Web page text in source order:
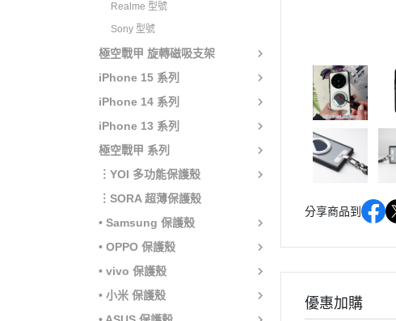
Realme 型號
Sony 型號
極空戰甲 旋轉磁吸支架
iPhone 15 系列
iPhone 14 系列
iPhone 13 系列
極空戰甲 系列
︙YOI 多功能保護殼
︙SORA 超薄保護殼
• Samsung 保護殼
• OPPO 保護殼
• vivo 保護殼
• 小米 保護殼
分享商品到
優惠加購